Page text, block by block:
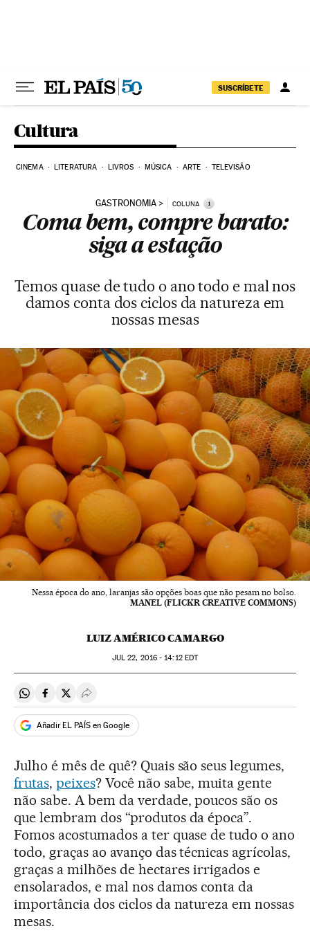
SUSCRÍBETE
Cultura
CINEMA LITERATURA LIVROS MÚSICA ARTE TELEVISÃO
GASTRONOMIA COLUNA i
Coma bem, compre barato:
siga a estação
Temos quase de tudo o ano todo e mal nos
damos conta dos ciclos da natureza em
nossas mesas
Nessa época do ano, laranjas são opções boas que não pesam no bolso.
MANEL (FLICKR CREATIVE COMMONS)
LUIZ AMÉRICO CAMARGO
JUL 22, 2016 - 14:12EDT
Compartir en Whatsapp
Compartir en Facebook
Compartir en Twitter
Desplegar Redes Sociales
Añadir EL PAÍS en Google
Julho é mês de quê? Quais são seus legumes,
frutas, peixes? Você não sabe, muita gente
não sabe. A bem da verdade, poucos são os
que lembram dos “produtos da época”.
Fomos acostumados a ter quase de tudo o ano
todo, graças ao avanço das técnicas agrícolas,
graças a milhões de hectares irrigados e
ensolarados, e mal nos damos conta da
importância dos ciclos da natureza em nossas
mesas.